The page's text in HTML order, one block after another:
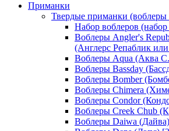
Приманки
Твердые приманки (воблеры
Набор воблеров
Воблеры Angler's
(Англерс Репаблик
Воблеры Aqua (Аква
Воблеры Bassday
Воблеры Bomber
Воблеры Chimera
Воблеры Condor
Воблеры Creek Chub
Воблеры Daiwa (Дайва)